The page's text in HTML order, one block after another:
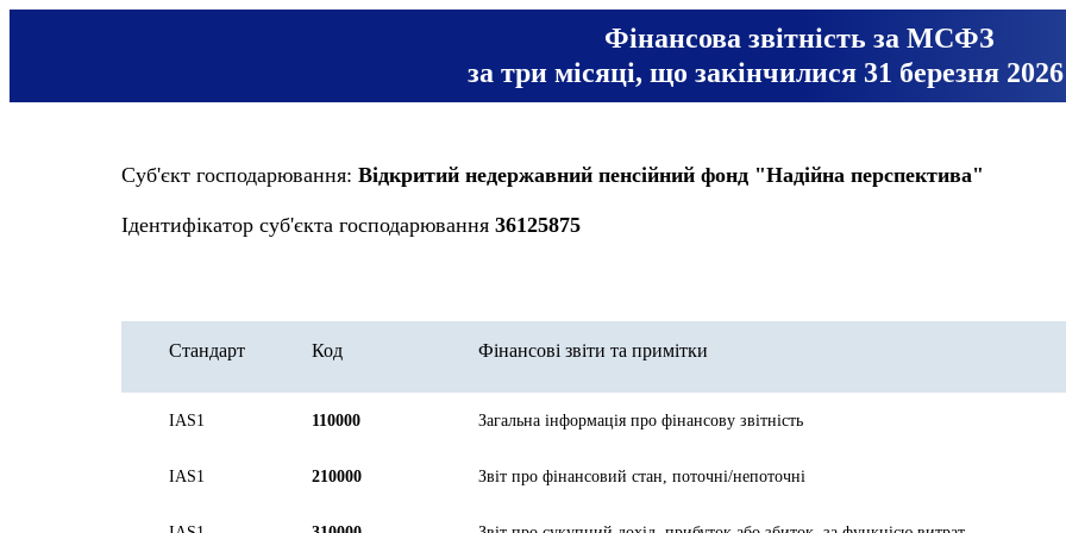
Фінансова звітність за МСФЗ
за три місяці, що закінчилися 31 березня
Суб'єкт господарювання: Відкритий недержавний пенсійний фонд "Надійна перспектива"
Ідентифікатор суб'єкта господарювання 36125875
Стандарт Код Фінансові звіти та примітки
IAS1 110000 Загальна інформація про фінансову звітність
IAS1 210000 Звіт про фінансовий стан, поточні/непоточні